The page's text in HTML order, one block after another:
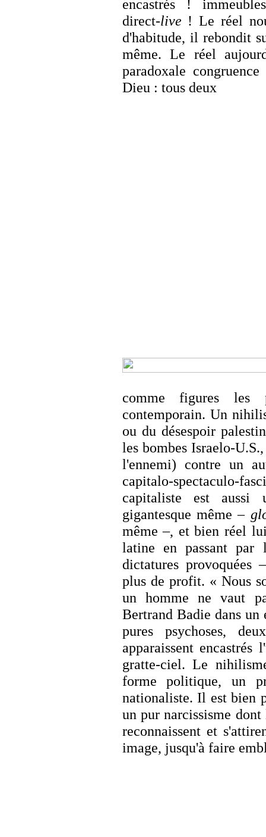
encastrés !
direct-live ! Le réel
d'habitude, il rebondit
même. Le réel
paradoxale
Dieu : tous deux
comme figures les
contemporain. Un
ou du désespoir
les bombes Israelo-
l'ennemi) contre un
capitalo-spectaculo-
capitaliste est aussi
gigantesque même –
même –, et bien réel
latine en passant par
dictatures provoquées
plus de profit. « Nous
un homme ne vaut
Bertrand Badie dans
pures psychoses,
apparaissent
gratte-ciel. Le
forme politique, un
nationaliste. Il est bien
un pur narcissisme dont
reconnaissent et
image, jusqu'à faire